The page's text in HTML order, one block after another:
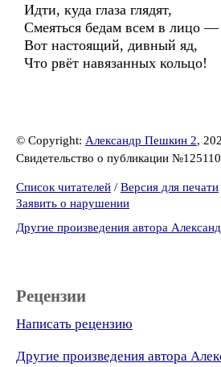
Идти, куда глаза глядят,
Смеяться бедам всем в лицо —
Вот настоящий, дивный яд,
Что рвёт навязанных кольцо!
© Copyright: Александр Пешкин 2,
Свидетельство о публикации
Список читателей / Версия для печати
Заявить о нарушении
Другие произведения автора
Рецензии
Написать рецензию
Другие произведения автора